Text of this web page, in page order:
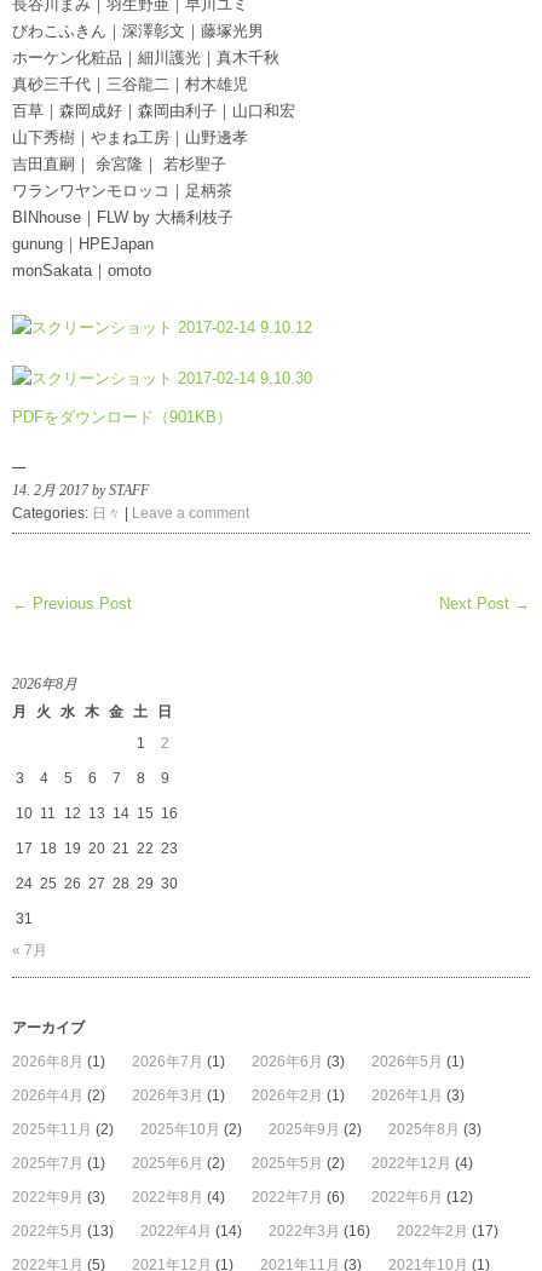
長谷川まみ｜羽生野亜｜早川ユミ
びわこふきん｜深澤彰文｜藤塚光男
ホーケン化粧品｜細川護光｜真木千秋
真砂三千代｜三谷龍二｜村木雄児
百草｜森岡成好｜森岡由利子｜山口和宏
山下秀樹｜やまね工房｜山野邊孝
吉田直嗣｜ 余宮隆｜ 若杉聖子
ワランワヤンモロッコ｜足柄茶
BINhouse｜FLW by 大橋利枝子
gunung｜HPEJapan
monSakata｜omoto
PDFをダウンロード（901KB）
14. 2月 2017 by STAFF
Categories: 日々 Leave a comment
← Previous Post Next Post →
2026年8月
月
火 水 木 金 土
日
1
2
3 4 5 6 7 8 9
10 11 12 13 14 15 16
17 18 19 20 21 22 23
24 25 26 27 28 29 30
31
« 7月
アーカイブ
2026年8月 (1) 2026年7月 (1) 2026年6月 (3) 2026年5月 (1)
2026年4月 (2) 2026年3月 (1) 2026年2月 (1) 2026年1月 (3)
2025年11月 (2) 2025年10月 (2) 2025年9月 (2) 2025年8月 (3)
2025年7月 (1) 2025年6月 (2) 2025年5月 (2) 2022年12月 (4)
2022年9月 (3) 2022年8月 (4) 2022年7月 (6) 2022年6月 (12)
2022年5月 (13) 2022年4月 (14) 2022年3月 (16) 2022年2月 (17)
2022年1月 (5) 2021年12月 (1) 2021年11月 (3) 2021年10月 (1)